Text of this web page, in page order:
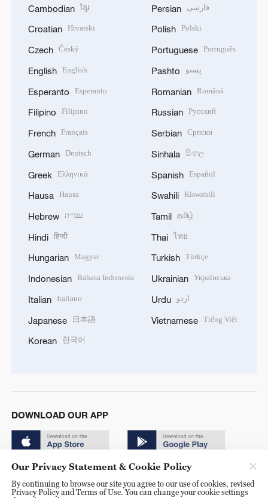
Cambodian ខ្មែរ
Croatian Hrvatski
Czech Český
English English
Esperanto Esperanto
Filipino Filipino
French Français
German Deutsch
Greek Ελληνικά
Hausa Hausa
Hebrew עברית
Hindi हिन्दी
Hungarian Magyar
Indonesian Bahasa Indonesia
Italian Italiano
Japanese 日本語
Korean 한국어
Persian فارسی
Polish Polski
Portuguese Português
Pashto پښتو
Romanian Română
Russian Русский
Serbian Српски
Sinhala සිංහල
Spanish Español
Swahili Kiswahili
Tamil தமிழ்
Thai ไทย
Turkish Türkçe
Ukrainian Українська
Urdu اردو
Vietnamese Tiếng Việt
DOWNLOAD OUR APP
Our Privacy Statement & Cookie Policy
By continuing to browse our site you agree to our use of cookies, revised
Privacy Policy and Terms of Use. You can change your cookie settings